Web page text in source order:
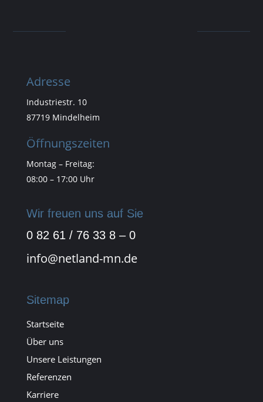
Adresse
Industriestr. 10
87719 Mindelheim
Öffnungszeiten
Montag – Freitag:
08:00 – 17:00 Uhr
Wir freuen uns auf Sie
0 82 61 / 76 33 8 – 0
info@netland-mn.de
Sitemap
Startseite
Über uns
Unsere Leistungen
Referenzen
Karriere